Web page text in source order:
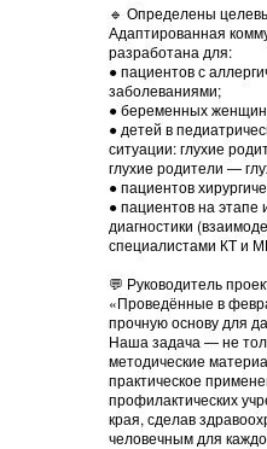
🔹 Определены
Адаптированная
разработана для:
● пациентов с
заболеваниями;
● беременных
● детей в
ситуации: глухие
глухие родители —
● пациентов
● пациентов на этапе
диагностики
специалистами КТ и
💬 Руководитель
«Проведённые в
прочную основу для
Наша задача — не
методические
практическое
профилактических
края, сделав
человечным для